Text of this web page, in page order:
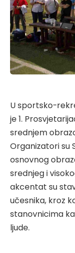
U sportsko-
je 1.
srednjem
Organizatori su
osnovnog
srednjeg i
akcentat su
učesnika, kroz
stanovnicima
ljude.